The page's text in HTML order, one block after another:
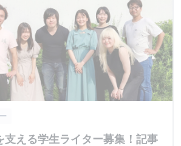
支える学生ライター募集！記事